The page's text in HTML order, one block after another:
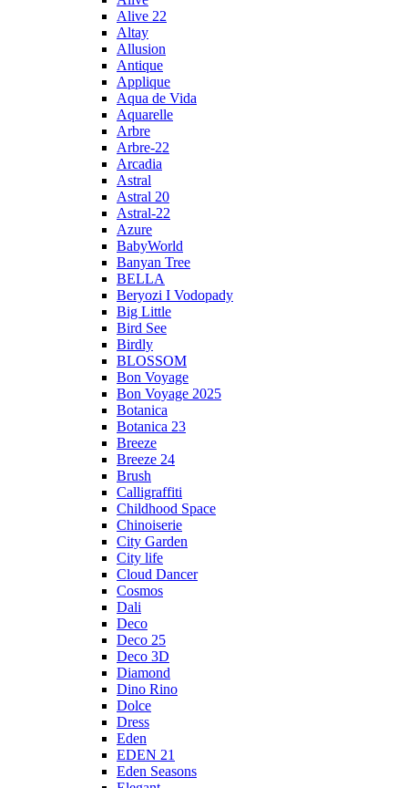
Alive 22
Altay
Allusion
Antique
Applique
Aqua de Vida
Aquarelle
Arbre
Arbre-22
Arcadia
Astral
Astral 20
Astral-22
Azure
BabyWorld
Banyan Tree
BELLA
Beryozi I Vodopady
Big Little
Bird See
Birdly
BLOSSOM
Bon Voyage
Bon Voyage 2025
Botanica
Botanica 23
Breeze
Breeze 24
Brush
Calligraffiti
Childhood Space
Chinoiserie
City Garden
City life
Cloud Dancer
Cosmos
Dali
Deco
Deco 25
Deco 3D
Diamond
Dino Rino
Dolce
Dress
Eden
EDEN 21
Eden Seasons